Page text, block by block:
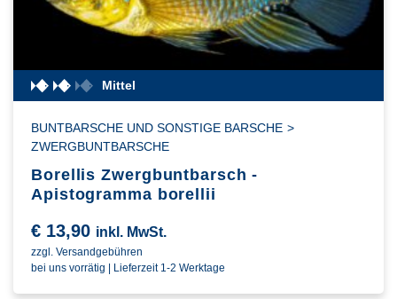
Mittel
BUNTBARSCHE UND SONSTIGE BARSCHE >
ZWERGBUNTBARSCHE
Borellis Zwergbuntbarsch -
Apistogramma borellii
€ 13,90 inkl. MwSt.
zzgl. Versandgebühren
bei uns vorrätig | Lieferzeit 1-2 Werktage